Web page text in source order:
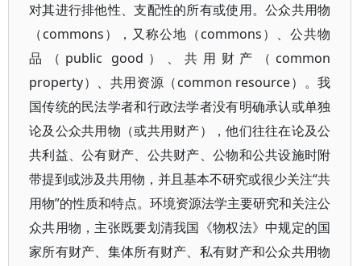
对其进行排他性、支配性的所有或使用。公众共用物
（commons），又称公地（commons）、公共物
品（public good）、共用财产（common
property）、共用资源（common resource）。我
国传统的民法学者和行政法学者没有明确承认或单独
论及公众共用物（或共用财产），他们往往在论及公
共利益、公有财产、公共财产、公物和公共设施时附
带提到或涉及共用物，并且基本不研究或很少关注“共
用物”的性质和特点。环境资源法学主要研究和关注公
众共用物，主张既要划清我国《物权法》中规定的国
家所有财产、集体所有财产、私有财产和公众共用物